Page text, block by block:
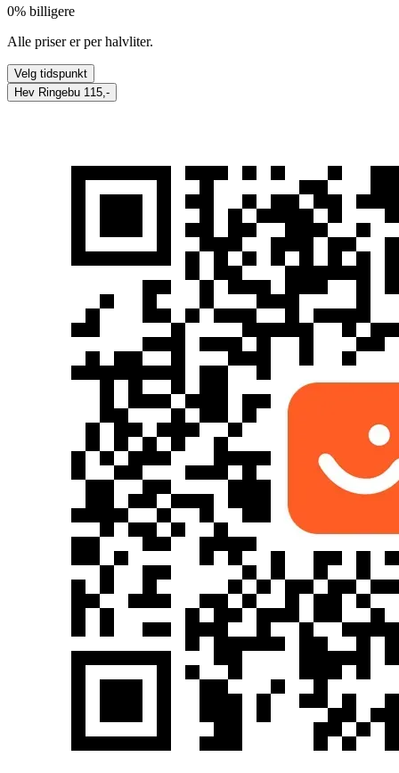
0% billigere
Alle priser er per halvliter.
Velg tidspunkt
Hev Ringebu 115,-